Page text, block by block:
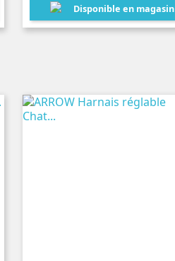
Disponible en magasin